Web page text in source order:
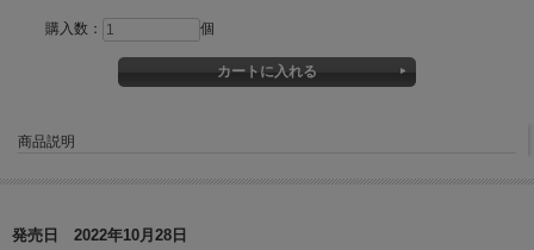
購入数： 個
商品説明
発売日 2022年10月28日